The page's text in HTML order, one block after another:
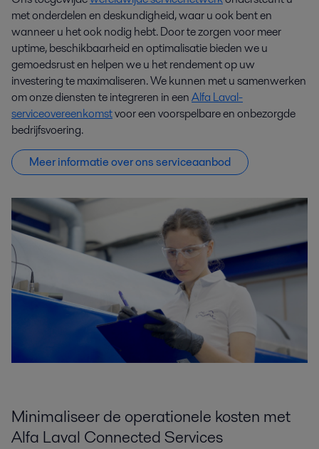
met onderdelen en deskundigheid, waar u ook bent en
wanneer u het ook nodig hebt. Door te zorgen voor meer
uptime, beschikbaarheid en optimalisatie bieden we u
gemoedsrust en helpen we u het rendement op uw
investering te maximaliseren. We kunnen met u samenwerken
om onze diensten te integreren in eenAlfa Laval-
serviceovereenkomstvoor een voorspelbare en onbezorgde
bedrijfsvoering.
Meer informatie over ons serviceaanbod
Minimaliseer de operationele kosten met
Alfa Laval Connected Services